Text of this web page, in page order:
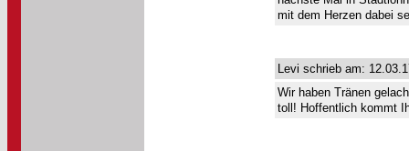
mit dem Herzen dabei
Levi schrieb am:
Wir haben Tränen
toll! Hoffentlich kommt